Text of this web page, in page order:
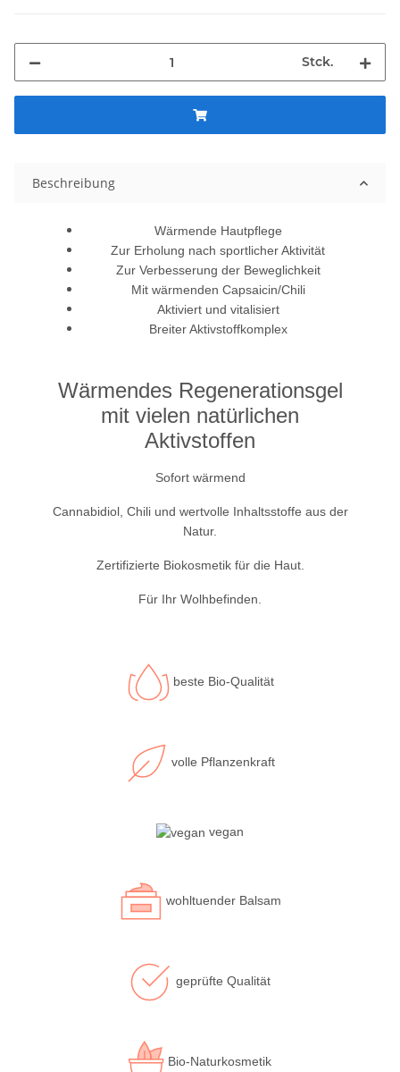
Stck.
Beschreibung
Wärmende Hautpflege
Zur Erholung nach sportlicher Aktivität
Zur Verbesserung der Beweglichkeit
Mit wärmenden Capsaicin/Chili
Aktiviert und vitalisiert
Breiter Aktivstoffkomplex
Wärmendes Regenerationsgel
mit vielen natürlichen
Aktivstoffen
Sofort wärmend
Cannabidiol, Chili und wertvolle Inhaltsstoffe aus der
Natur.
Zertifizierte Biokosmetik für die Haut.
Für Ihr Wolhbefinden.
beste Bio-Qualität
volle Pflanzenkraft
vegan
wohltuender Balsam
geprüfte Qualität
Bio-Naturkosmetik